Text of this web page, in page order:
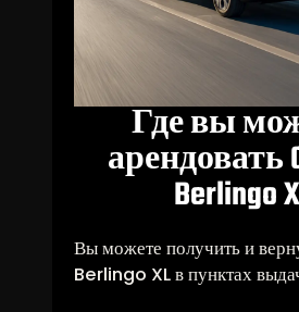
Где вы
арендовать
Berlingo
Вы можете получить и
Berlingo XL в пунктах